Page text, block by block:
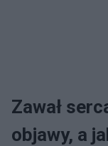
Zawał
objawy, a